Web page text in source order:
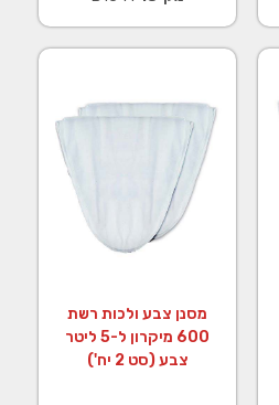
מסנן צבע ולכות רשת
600 מיקרון ל-5 ליטר
צבע (סט 2 יח')